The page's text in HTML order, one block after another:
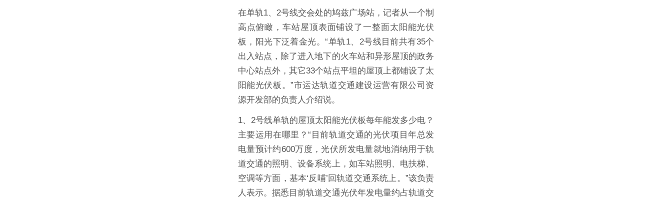
在单轨1、2号线交会处的鸠兹广场站，记者从一个制
高点俯瞰，车站屋顶表面铺设了一整面太阳能光伏
板，阳光下泛着金光。“单轨1、2号线目前共有35个
出入站点，除了进入地下的火车站和异形屋顶的政务
中心站点外，其它33个站点平坦的屋顶上都铺设了太
阳能光伏板。”市运达轨道交通建设运营有限公司资
源开发部的负责人介绍说。
1、2号线单轨的屋顶太阳能光伏板每年能发多少电？
主要运用在哪里？“目前轨道交通的光伏项目年总发
电量预计约600万度，光伏所发电量就地消纳用于轨
道交通的照明、设备系统上，如车站照明、电扶梯、
空调等方面，基本‘反哺’回轨道交通系统上。”该负责
人表示。据悉目前轨道交通光伏年发电量约占轨道交